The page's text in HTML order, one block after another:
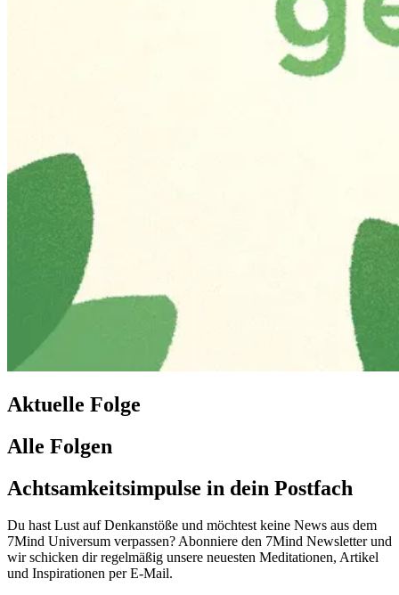
Aktuelle Folge
Alle Folgen
Achtsamkeitsimpulse in dein Postfach
Du hast Lust auf Denkanstöße und möchtest keine News aus dem
7Mind Universum verpassen? Abon­niere den 7Mind News­let­ter und
wir schicken dir regelmäßig unsere neuesten Meditationen, Artikel
und Inspirationen per E-Mail.